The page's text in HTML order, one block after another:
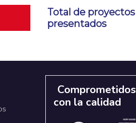
Total de proyectos
presentados
Comprometidos
con la calidad